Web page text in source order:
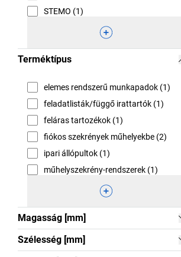
STEMO (1)
Terméktípus
elemes rendszerű munkapadok (1)
feladatlisták/függő irattartók (1)
feláras tartozékok (1)
fiókos szekrények műhelyekbe (2)
ipari állópultok (1)
műhelyszekrény-rendszerek (1)
Magasság [mm]
Szélesség [mm]